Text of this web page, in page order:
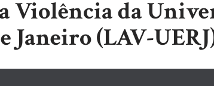
Violência da
Janeiro (LAV-